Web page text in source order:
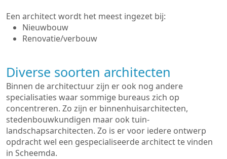
Een architect wordt het meest ingezet bij:
Nieuwbouw
Renovatie/verbouw
Diverse soorten architecten
Binnen de architectuur zijn er ook nog andere
specialisaties waar sommige bureaus zich op
concentreren. Zo zijn er binnenhuisarchitecten,
stedenbouwkundigen maar ook tuin-
landschapsarchitecten. Zo is er voor iedere ontwerp
opdracht wel een gespecialiseerde architect te vinden
in Scheemda.